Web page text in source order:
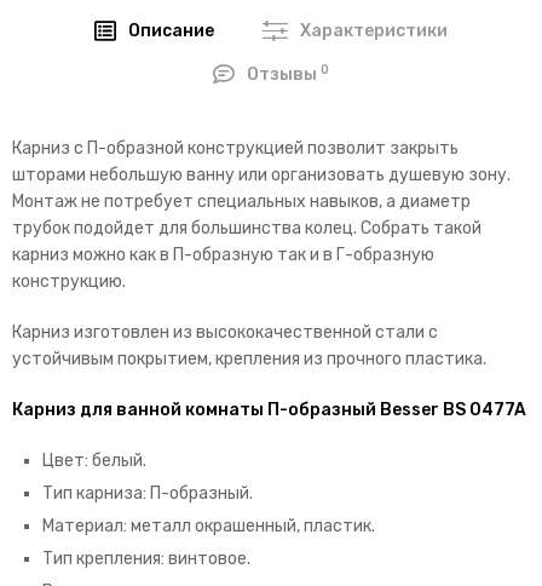
Описание Характеристики
Отзывы0
Карниз с П-образной конструкцией позволит закрыть
шторами небольшую ванну или организовать душевую зону.
Монтаж не потребует специальных навыков, а диаметр
трубок подойдет для большинства колец. Собрать такой
карниз можно как в П-образную так и в Г-образную
конструкцию.
Карниз изготовлен из высококачественной стали с
устойчивым покрытием, крепления из прочного пластика.
Карниз для ванной комнаты П-образный Besser BS 0477A
Цвет: белый.
Тип карниза: П-образный.
Материал: металл окрашенный, пластик.
Тип крепления: винтовое.